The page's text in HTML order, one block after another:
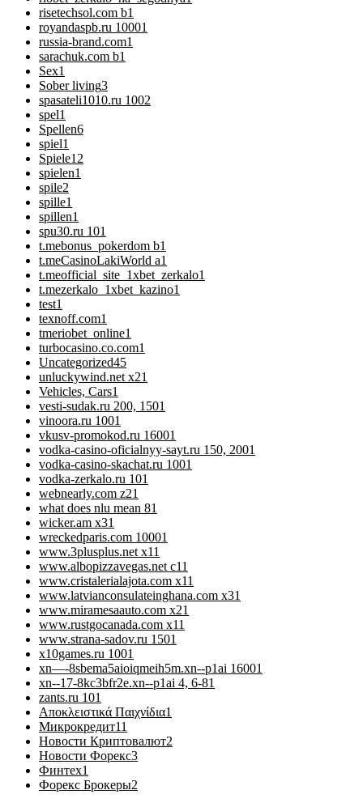
risetechsol.com b1
royandaspb.ru 10001
russia-brand.com1
sarachuk.com b1
Sex1
Sober living3
spasateli1010.ru 1002
spel1
Spellen6
spiel1
Spiele12
spielen1
spile2
spille1
spillen1
spu30.ru 101
t.mebonus_pokerdom b1
t.meCasinoLakiWorld a1
t.meofficial_site_1xbet_zerkalo1
t.mezerkalo_1xbet_kazino1
test1
texnoff.com1
tmeriobet_online1
turbocasino.co.com1
Uncategorized45
unluckywind.net x21
Vehicles, Cars1
vesti-sudak.ru 200, 1501
vinoora.ru 1001
vkusv-promokod.ru 16001
vodka-casino-oficialnyy-sayt.ru 150, 2001
vodka-casino-skachat.ru 1001
vodka-zerkalo.ru 101
webnearly.com z21
what does nlu mean 81
wicker.am x31
wreckedparis.com 10001
www.3plusplus.net x11
www.albopizzavegas.net c11
www.cristalerialajota.com x11
www.latvianconsulateinghana.com x31
www.miramesaauto.com x21
www.rustgocanada.com x11
www.strana-sadov.ru 1501
x10games.ru 1001
xn—-8sbema5aioiqmeih5m.xn--p1ai 16001
xn--17-8kc3bfr2e.xn--p1ai 4, 6-81
zants.ru 101
Αποκλειστικά Παιχνίδια1
Микрокредит11
Новости Криптовалют2
Новости Форекс3
Финтех1
Форекс Брокеры2